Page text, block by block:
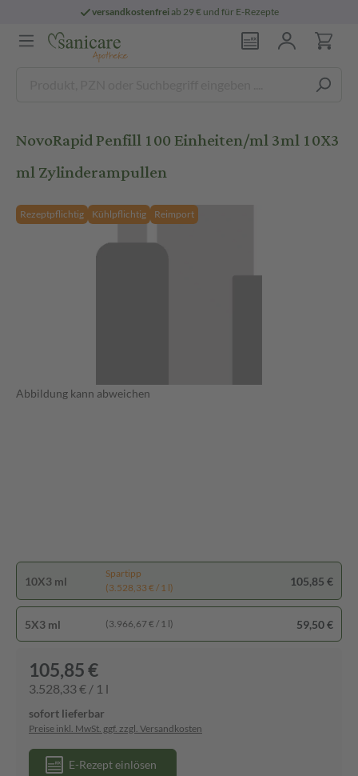
versandkostenfreiab 29 € und für E-Rezepte
NovoRapid Penfill 100 Einheiten/ml 3ml 10X3
ml Zylinderampullen
Rezeptpflichtig Kühlpflichtig Reimport
Abbildung kann abweichen
10X3 ml
Spartipp
(3.528,33 € / 1 l)
105,85 €
5X3 ml (3.966,67 € / 1 l) 59,50 €
105,85 €
3.528,33 € / 1 l
sofort lieferbar
Preise inkl. MwSt. ggf. zzgl. Versandkosten
E-Rezept einlösen